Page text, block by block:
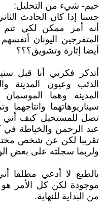
جيم- شيء من التحليل:
حسنا إذا كان الحادث
أنه أمر ممكن لكي تتم
المتفرجين اليونان
أيضا إثارة وتشويق؟؟؟
أتذكر فكرتي أنا قبل
الذئب وعيون المدينة
المدينة وهما
سيناريوهاتهما وانتاجهما
تصل للمستحيل كيف
عبد الرحمن والخياطة
تقريبا لكن عن شخص
ولربما سجلته على بعض
بالطبع لا أدعي مطلقا
موجودة لكن كل الأمر
من البداية للنهاية.